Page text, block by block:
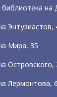
библиотека
Энтузиастов,
Мира, 35
Островского,
Лермонтова,